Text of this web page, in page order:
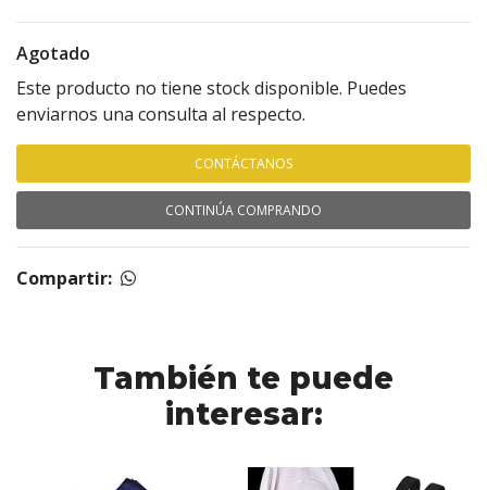
Agotado
Este producto no tiene stock disponible. Puedes
enviarnos una consulta al respecto.
CONTÁCTANOS
CONTINÚA COMPRANDO
Compartir:
También te puede
interesar: